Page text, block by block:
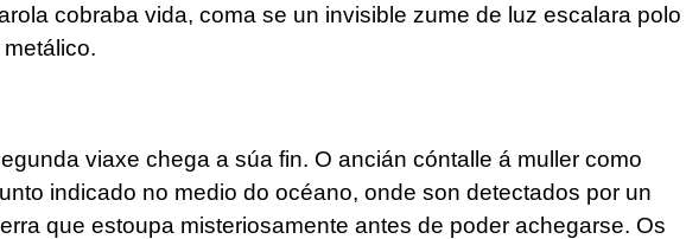
cobraba vida, coma se un invisible zume de luz escalara polo
viaxe chega a súa fin. O ancián cóntalle á muller como
indicado no medio do océano, onde son detectados por un
que estoupa misteriosamente antes de poder achegarse. Os